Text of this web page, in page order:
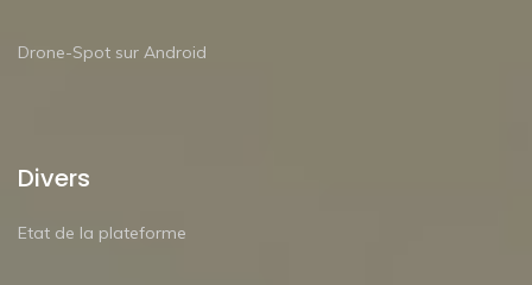
Drone-Spot sur Android
Divers
Etat de la plateforme